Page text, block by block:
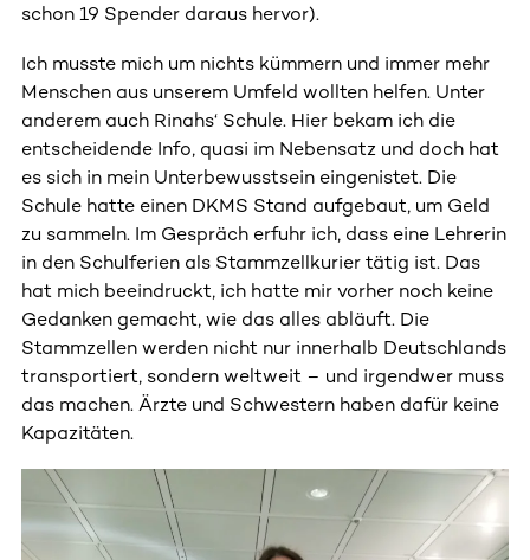
schon 19 Spender daraus hervor).
Ich musste mich um nichts kümmern und immer mehr
Menschen aus unserem Umfeld wollten helfen. Unter
anderem auch Rinahs‘ Schule. Hier bekam ich die
entscheidende Info, quasi im Nebensatz und doch hat
es sich in mein Unterbewusstsein eingenistet. Die
Schule hatte einen DKMS Stand aufgebaut, um Geld
zu sammeln. Im Gespräch erfuhr ich, dass eine Lehrerin
in den Schulferien als Stammzellkurier tätig ist. Das
hat mich beeindruckt, ich hatte mir vorher noch keine
Gedanken gemacht, wie das alles abläuft. Die
Stammzellen werden nicht nur innerhalb Deutschlands
transportiert, sondern weltweit – und irgendwer muss
das machen. Ärzte und Schwestern haben dafür keine
Kapazitäten.